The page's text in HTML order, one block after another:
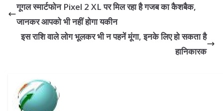
गूगल स्मार्टफोन Pixel 2 XL पर मिल रहा है गजब का कैशबैक,
जानकर आपको भी नहीं होगा यकीन
इस राशि वाले लोग भूलकर भी न पहनें मूंगा, इनके लिए हो सकता है
हानिकारक